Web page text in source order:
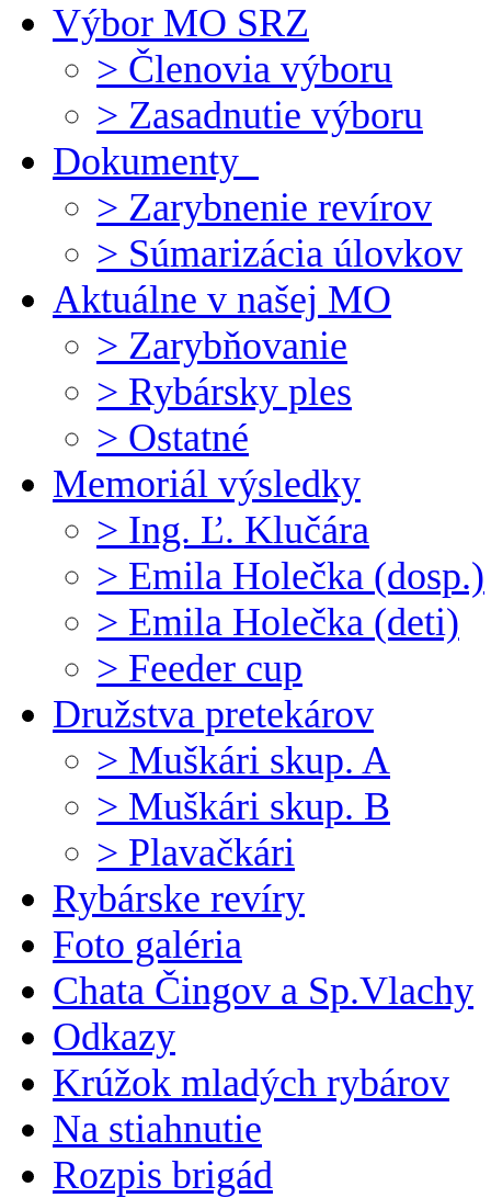
Výbor MO SRZ
> Členovia výboru
> Zasadnutie výboru
Dokumenty
> Zarybnenie revírov
> Súmarizácia úlovkov
Aktuálne v našej MO
> Zarybňovanie
> Rybársky ples
> Ostatné
Memoriál výsledky
> Ing. Ľ. Klučára
> Emila Holečka (dosp.)
> Emila Holečka (deti)
> Feeder cup
Družstva pretekárov
> Muškári skup. A
> Muškári skup. B
> Plavačkári
Rybárske revíry
Foto galéria
Chata Čingov a Sp.Vlachy
Odkazy
Krúžok mladých rybárov
Na stiahnutie
Rozpis brigád